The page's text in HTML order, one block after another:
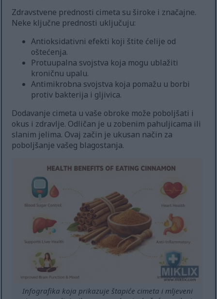
Zdravstvene prednosti cimeta su široke i značajne.
Neke ključne prednosti uključuju:
Antioksidativni efekti koji štite ćelije od
oštećenja.
Protuupalna svojstva koja mogu ublažiti
kroničnu upalu.
Antimikrobna svojstva koja pomažu u borbi
protiv bakterija i gljivica.
Dodavanje cimeta u vaše obroke može poboljšati i
okus i zdravlje. Odličan je u zobenim pahuljicama ili
slanim jelima. Ovaj začin je ukusan način za
poboljšanje vašeg blagostanja.
Infografika koja prikazuje štapiće cimeta i mljeveni